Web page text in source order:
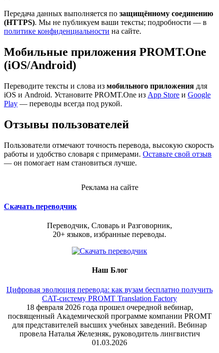
Передача данных выполняется по защищённому соединению
(HTTPS). Мы не публикуем ваши тексты; подробности — в
политике конфиденциальности на сайте.
Мобильные приложения PROMT.One
(iOS/Android)
Переводите тексты и слова из мобильного приложения для
iOS и Android. Установите PROMT.One из App Store и Google
Play — переводы всегда под рукой.
Отзывы пользователей
Пользователи отмечают точность перевода, высокую скорость
работы и удобство словаря с примерами. Оставьте свой отзыв
— он помогает нам становиться лучше.
Реклама на сайте
Скачать переводчик
Переводчик, Словарь и Разговорник,
20+ языков, избранные переводы.
Наш Блог
Цифровая эволюция перевода: как вузам бесплатно получить
CAT-систему PROMT Translation Factory
18 февраля 2026 года прошел очередной вебинар,
посвященный Академической программе компании PROMT
для представителей высших учебных заведений. Вебинар
провела Наталья Железняк, руководитель лингвистич
01.03.2026